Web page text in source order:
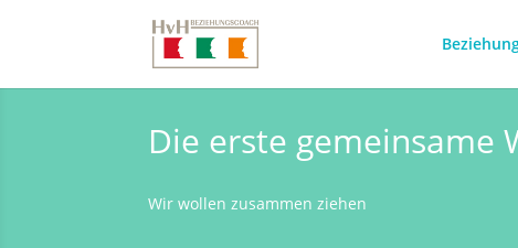
Die erste gemeinsame
Wir wollen zusammen ziehen